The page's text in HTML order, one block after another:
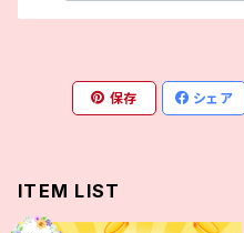
保存 シェア
ITEM LIST